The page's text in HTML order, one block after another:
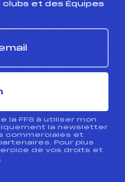
clubs et des Équipes
la FFS à utiliser mon
la newsletter
commerciales et
Pour plus
de vos droits et